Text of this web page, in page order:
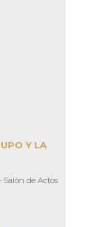
Y LA
Salón de Actos